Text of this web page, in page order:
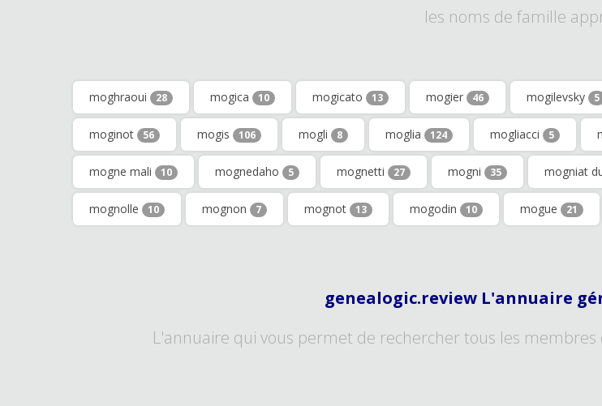
les noms de famille
moghraoui 28 mogica 10 mogicato 13 mogier 46 mogilevsky 5
moginot 56 mogis 106 mogli 8 moglia 124 mogliacci 5
mogne mali 10 mognedaho 5 mognetti 27 mogni 35 mogniat
mognolle 10 mognon 7 mognot 13 mogodin 10 mogue 21
genealogic.review L'annuaire
L'annuaire qui vous permet de rechercher tous les